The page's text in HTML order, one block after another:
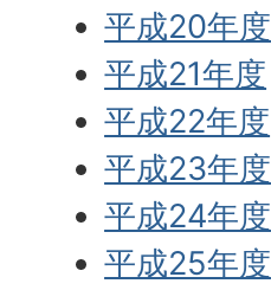
平成20年度
平成21年度
平成22年度
平成23年度
平成24年度
平成25年度